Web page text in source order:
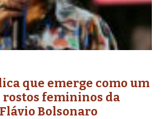
que emerge como um
femininos da
Bolsonaro